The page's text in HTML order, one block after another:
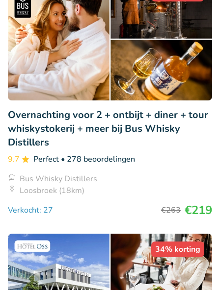
Overnachting voor 2 + ontbijt + diner + tour
whiskystokerij + meer bij Bus Whisky
Distillers
9.7 Perfect • 278 beoordelingen
Bus Whisky Distillers
Loosbroek (18km)
Verkocht: 27
€263 €219
34% korting